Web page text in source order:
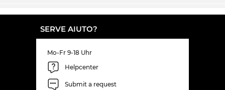
SERVE AIUTO?
Mo-Fr 9-18 Uhr
Helpcenter
Submit a request